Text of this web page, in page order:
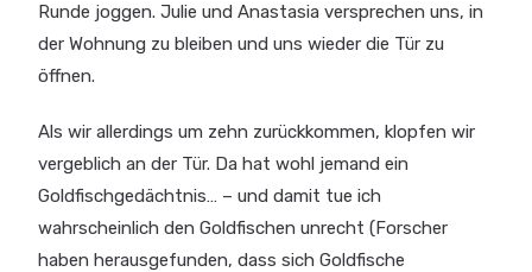
Runde joggen. Julie und Anastasia versprechen uns, in
der Wohnung zu bleiben und uns wieder die Tür zu
öffnen.
Als wir allerdings um zehn zurückkommen, klopfen wir
vergeblich an der Tür. Da hat wohl jemand ein
Goldfischgedächtnis… – und damit tue ich
wahrscheinlich den Goldfischen unrecht (Forscher
haben herausgefunden, dass sich Goldfische